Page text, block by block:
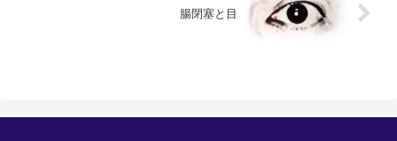
腸閉塞と目